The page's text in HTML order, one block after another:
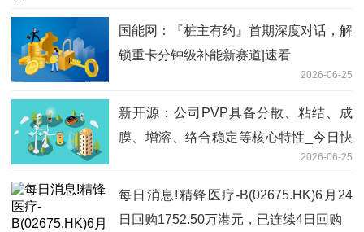
国能网：『桩主有约』首期深度对话，解
锁重卡分钟级补能新赛道|速看
2026-06-25
新开源：公司PVP具备分散、粘结、成
膜、增溶、络合稳定等核心特性_今日快
2026-06-25
每日消息!精锋医疗-B(02675.HK)6月24
日回购1752.50万港元，已连续4日回购